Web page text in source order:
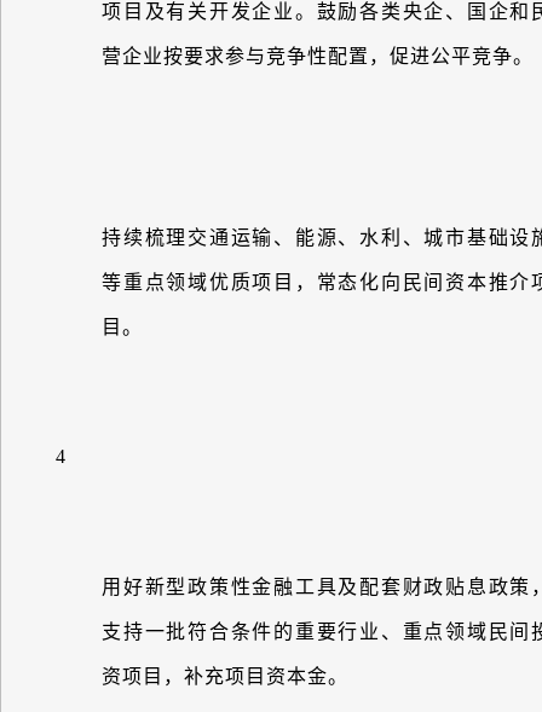
项目及有关开发企业。鼓励各类央企、国企和
营企业按要求参与竞争性配置，促进公平竞争。
4
持续梳理交通运输、能源、水利、城市基础设
等重点领域优质项目，常态化向民间资本推介
目。
用好新型政策性金融工具及配套财政贴息政策
支持一批符合条件的重要行业、重点领域民间
资项目，补充项目资本金。